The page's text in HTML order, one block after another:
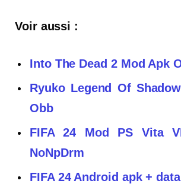
Voir aussi :
Into The Dead 2 Mod Apk
Ryuko Legend Of
Obb
FIFA 24 Mod PS Vita
NoNpDrm
FIFA 24 Android apk +